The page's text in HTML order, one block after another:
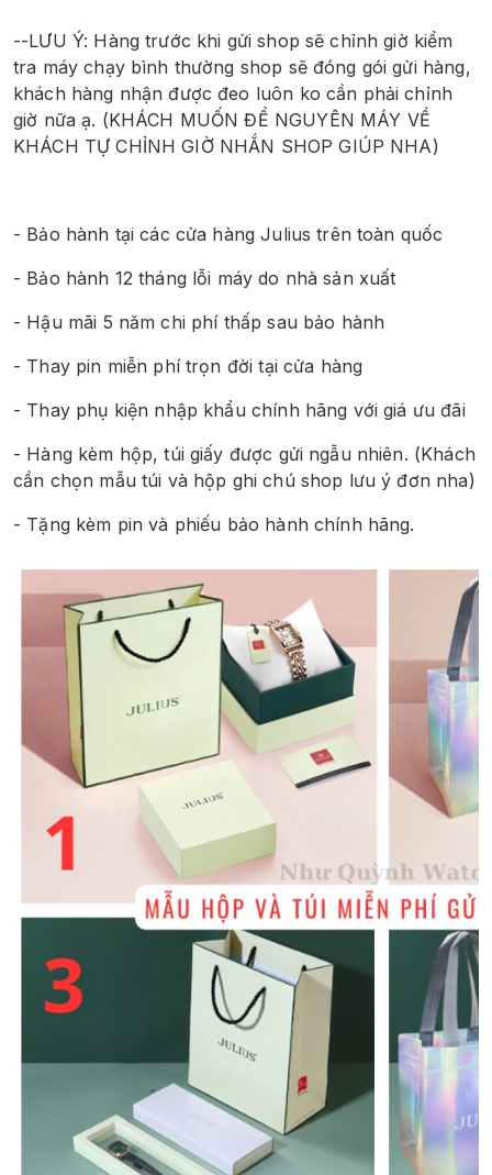
--LƯU Ý: Hàng trước khi gửi shop sẽ chỉnh giờ kiểm
tra máy chạy bình thường shop sẽ đóng gói gửi hàng,
khách hàng nhận được đeo luôn ko cần phải chỉnh
giờ nữa ạ. (KHÁCH MUỐN ĐỂ NGUYÊN MÁY VỀ
KHÁCH TỰ CHỈNH GIỜ NHẮN SHOP GIÚP NHA)
- Bảo hành tại các cửa hàng Julius trên toàn quốc
- Bảo hành 12 tháng lỗi máy do nhà sản xuất
- Hậu mãi 5 năm chi phí thấp sau bảo hành
- Thay pin miễn phí trọn đời tại cửa hàng
- Thay phụ kiện nhập khẩu chính hãng với giá ưu đãi
- Hàng kèm hộp, túi giấy được gửi ngẫu nhiên. (Khách
cần chọn mẫu túi và hộp ghi chú shop lưu ý đơn nha)
- Tặng kèm pin và phiếu bảo hành chính hãng.